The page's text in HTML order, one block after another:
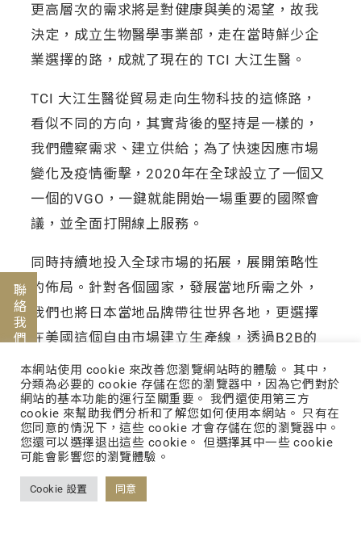
聯絡我們
更高層次的需求將是對健康與美的渴望，故我
決定，成立生物醫學事業部，走在當時鮮少企
業選擇的路，成就了現在的 TCI 大江生醫。
TCI 大江生醫從貿易走向生物科技的這條路，
看似不同的方向，其實背後的堅持是一樣的，
我們體察需求、建立供給；為了快速因應市場
變化及疫情衝擊，2020年在全球設立了一個又
一個的VGO，一鍵就能開始一場重要的國際會
議，並全面打開線上服務。
同時持續地投入全球市場的拓展，展開策略性
的佈局。針對各個國家，發展當地所需之外，
我們也將日本當地品牌帶往世界各地，更選擇
在美國這個自由市場建立生產線，透過B2B的
國際化生產與銷售，我們能以供給去帶動市場
趨勢，引導使用者的需求，超越一般認知的供
需行為。一直以來，TCI 大江生醫堅持為客戶
獲利、為消費者服務，以 ODM 專業代工服
務，透過生物整合設計的方法，打造高效能產
品，加入並改善消費者生活
本網站使用 cookie 來改善您瀏覽網站時的體驗。 其中，
分類為必要的 cookie 存儲在您的瀏覽器中，因為它們對於
網站的基本功能的運行至關重要。 我們還使用第三方
cookie 來幫助我們分析和了解您如何使用本網站。 只有在
您同意的情況下，這些 cookie 才會存儲在您的瀏覽器中。
您還可以選擇退出這些 cookie。 但選擇其中一些 cookie
可能會影響您的瀏覽體驗。
Cookie 設置 同意